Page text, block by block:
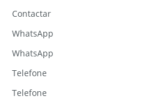
Contactar
WhatsApp
WhatsApp
Telefone
Telefone